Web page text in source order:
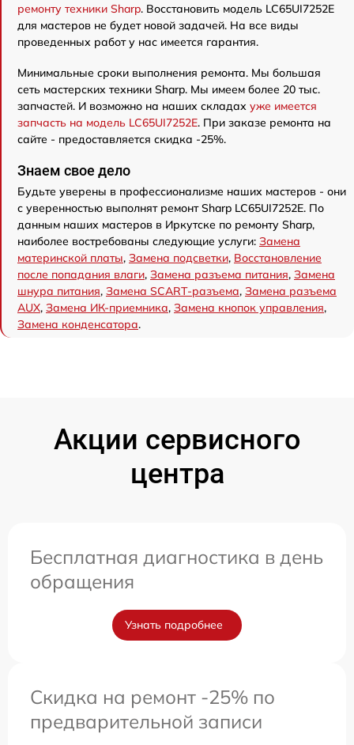
ремонту техники Sharp. Восстановить модель LC65UI7252E
для мастеров не будет новой задачей. На все виды
проведенных работ у нас имеется гарантия.
Минимальные сроки выполнения ремонта. Мы большая
сеть мастерских техники Sharp. Мы имеем более 20 тыс.
запчастей. И возможно на наших складах уже имеется
запчасть на модель LC65UI7252E. При заказе ремонта на
сайте - предоставляется скидка -25%.
Знаем свое дело
Будьте уверены в профессионализме наших мастеров - они
с уверенностью выполнят ремонт Sharp LC65UI7252E. По
данным наших мастеров в Иркутске по ремонту Sharp,
наиболее востребованы следующие услуги: Замена
материнской платы, Замена подсветки, Восстановление
после попадания влаги, Замена разъема питания, Замена
шнура питания, Замена SCART-разъема, Замена разъема
AUX, Замена ИК-приемника, Замена кнопок управления,
Замена конденсатора.
Акции сервисного
центра
Бесплатная диагностика в день
обращения
Узнать подробнее
Скидка на ремонт -25% по
предварительной записи